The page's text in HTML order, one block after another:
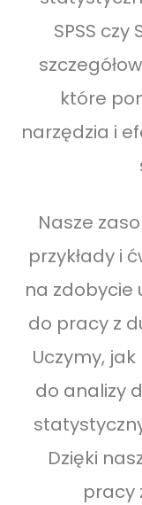
SPSS
które
narzędzia i
Nasze
przykłady i
na zdobycie
do pracy z
Uczymy,
do analizy
Dzięki
pracy